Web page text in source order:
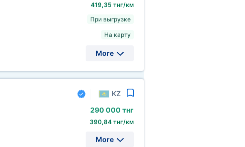
419,35 тнг/км
При выгрузке
На карту
More
KZ
290 000 тнг
390,84 тнг/км
More